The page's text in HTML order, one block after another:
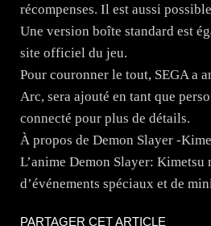
récompenses. Il est aussi
Une version boîte standard est
site officiel du jeu.
Pour couronner le tout, SEGA a
Arc, sera ajouté en tant que
connecté pour plus de détails.
À propos de Demon Slayer -
L’anime Demon Slayer:
d’événements spéciaux et de
PARTAGER CET ARTICLE